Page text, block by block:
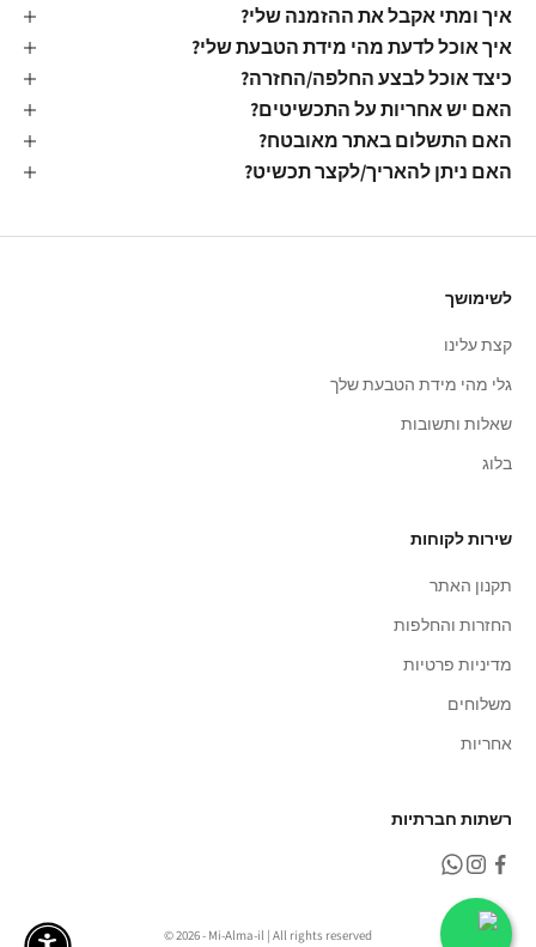
איך ומתי אקבל את ההזמנה שלי?
איך אוכל לדעת מהי מידת הטבעת שלי?
כיצד אוכל לבצע החלפה/החזרה?
האם יש אחריות על התכשיטים?
האם התשלום באתר מאובטח?
האם ניתן להאריך/לקצר תכשיט?
לשימושך
קצת עלינו
גלי מהי מידת הטבעת שלך
שאלות ותשובות
בלוג
שירות לקוחות
תקנון האתר
החזרות והחלפות
מדיניות פרטיות
משלוחים
אחריות
רשתות חברתיות
© 2026 - Mi-Alma-il | All rights reserved